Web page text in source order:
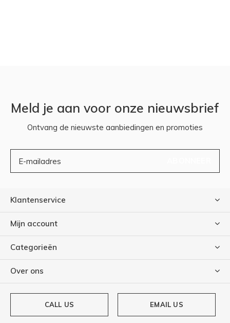
Meld je aan voor onze nieuwsbrief
Ontvang de nieuwste aanbiedingen en promoties
Klantenservice
Mijn account
Categorieën
Over ons
CALL US EMAIL US